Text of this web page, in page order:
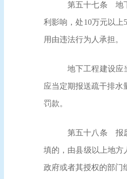
第五十七条 地
利影响，处10万元以
用由违法行为人承担。
地下工程建设应
应当定期报送疏干排水
罚款。
第五十八条 报
填的，由县级以上地方
政府或者其授权的部门